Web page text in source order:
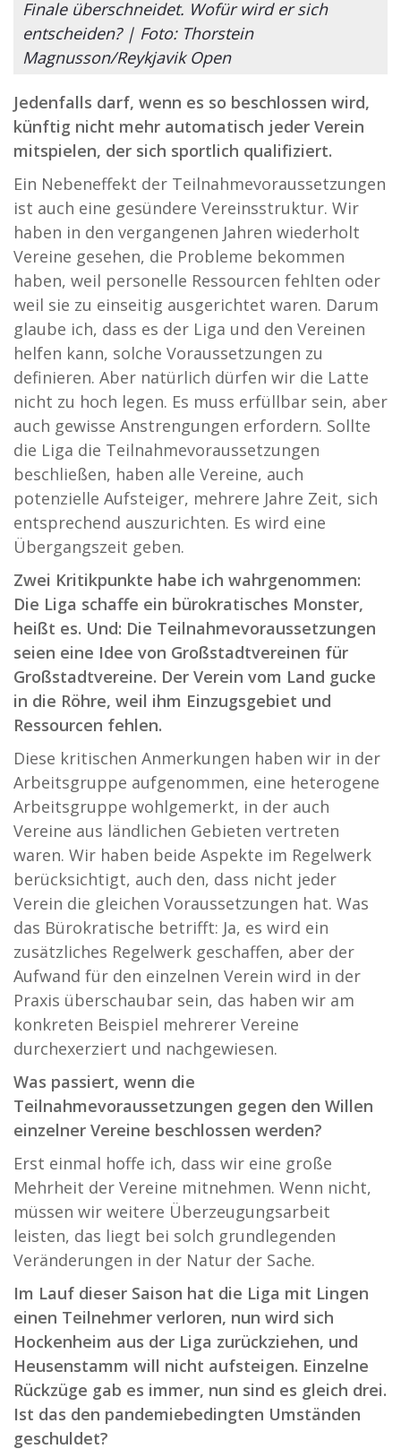
Finale überschneidet. Wofür wird er sich
entscheiden? | Foto: Thorstein
Magnusson/Reykjavik Open
Jedenfalls darf, wenn es so beschlossen wird,
künftig nicht mehr automatisch jeder Verein
mitspielen, der sich sportlich qualifiziert.
Ein Nebeneffekt der Teilnahmevoraussetzungen
ist auch eine gesündere Vereinsstruktur. Wir
haben in den vergangenen Jahren wiederholt
Vereine gesehen, die Probleme bekommen
haben, weil personelle Ressourcen fehlten oder
weil sie zu einseitig ausgerichtet waren. Darum
glaube ich, dass es der Liga und den Vereinen
helfen kann, solche Voraussetzungen zu
definieren. Aber natürlich dürfen wir die Latte
nicht zu hoch legen. Es muss erfüllbar sein, aber
auch gewisse Anstrengungen erfordern. Sollte
die Liga die Teilnahmevoraussetzungen
beschließen, haben alle Vereine, auch
potenzielle Aufsteiger, mehrere Jahre Zeit, sich
entsprechend auszurichten. Es wird eine
Übergangszeit geben.
Zwei Kritikpunkte habe ich wahrgenommen:
Die Liga schaffe ein bürokratisches Monster,
heißt es. Und: Die Teilnahmevoraussetzungen
seien eine Idee von Großstadtvereinen für
Großstadtvereine. Der Verein vom Land gucke
in die Röhre, weil ihm Einzugsgebiet und
Ressourcen fehlen.
Diese kritischen Anmerkungen haben wir in der
Arbeitsgruppe aufgenommen, eine heterogene
Arbeitsgruppe wohlgemerkt, in der auch
Vereine aus ländlichen Gebieten vertreten
waren. Wir haben beide Aspekte im Regelwerk
berücksichtigt, auch den, dass nicht jeder
Verein die gleichen Voraussetzungen hat. Was
das Bürokratische betrifft: Ja, es wird ein
zusätzliches Regelwerk geschaffen, aber der
Aufwand für den einzelnen Verein wird in der
Praxis überschaubar sein, das haben wir am
konkreten Beispiel mehrerer Vereine
durchexerziert und nachgewiesen.
Was passiert, wenn die
Teilnahmevoraussetzungen gegen den Willen
einzelner Vereine beschlossen werden?
Erst einmal hoffe ich, dass wir eine große
Mehrheit der Vereine mitnehmen. Wenn nicht,
müssen wir weitere Überzeugungsarbeit
leisten, das liegt bei solch grundlegenden
Veränderungen in der Natur der Sache.
Im Lauf dieser Saison hat die Liga mit Lingen
einen Teilnehmer verloren, nun wird sich
Hockenheim aus der Liga zurückziehen, und
Heusenstamm will nicht aufsteigen. Einzelne
Rückzüge gab es immer, nun sind es gleich drei.
Ist das den pandemiebedingten Umständen
geschuldet?